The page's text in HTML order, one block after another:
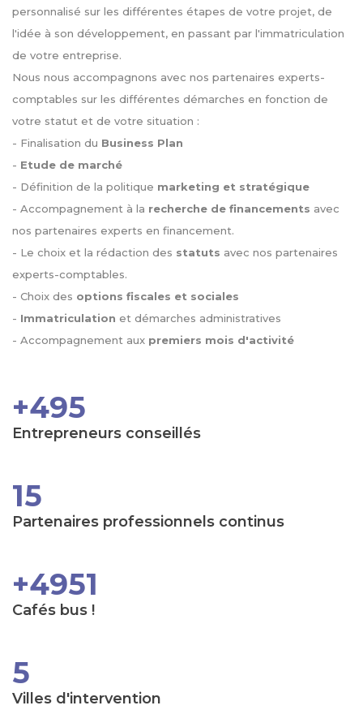
personnalisé sur les différentes étapes de votre projet, de
l'idée à son développement, en passant par l'immatriculation
de votre entreprise.
Nous nous accompagnons avec nos partenaires experts-
comptables sur les différentes démarches en fonction de
votre statut et de votre situation :
- Finalisation du Business Plan
- Etude de marché
- Définition de la politique marketing et stratégique
- Accompagnement à la recherche de financements avec
nos partenaires experts en financement.
- Le choix et la rédaction des statuts avec nos partenaires
experts-comptables.
- Choix des options fiscales et sociales
- Immatriculation et démarches administratives
- Accompagnement aux premiers mois d'activité
+500
Entrepreneurs conseillés
15
Partenaires professionnels continus
+4999
Cafés bus !
5
Villes d'intervention